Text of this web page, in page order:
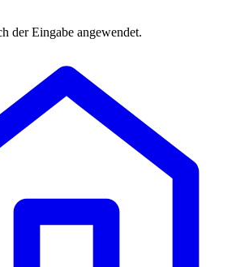
der Eingabe angewendet.